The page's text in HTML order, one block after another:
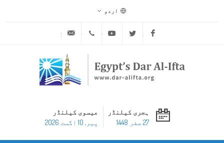
اردو
Facebook
Twitter
Youtube
ہجری کیلنڈر
27 صفر 1448
عیسوی کیلنڈر
پير, 10 اگست 2026